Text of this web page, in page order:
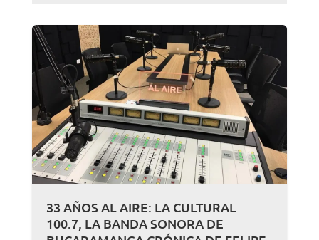
33 AÑOS AL AIRE: LA CULTURAL
100.7, LA BANDA SONORA DE